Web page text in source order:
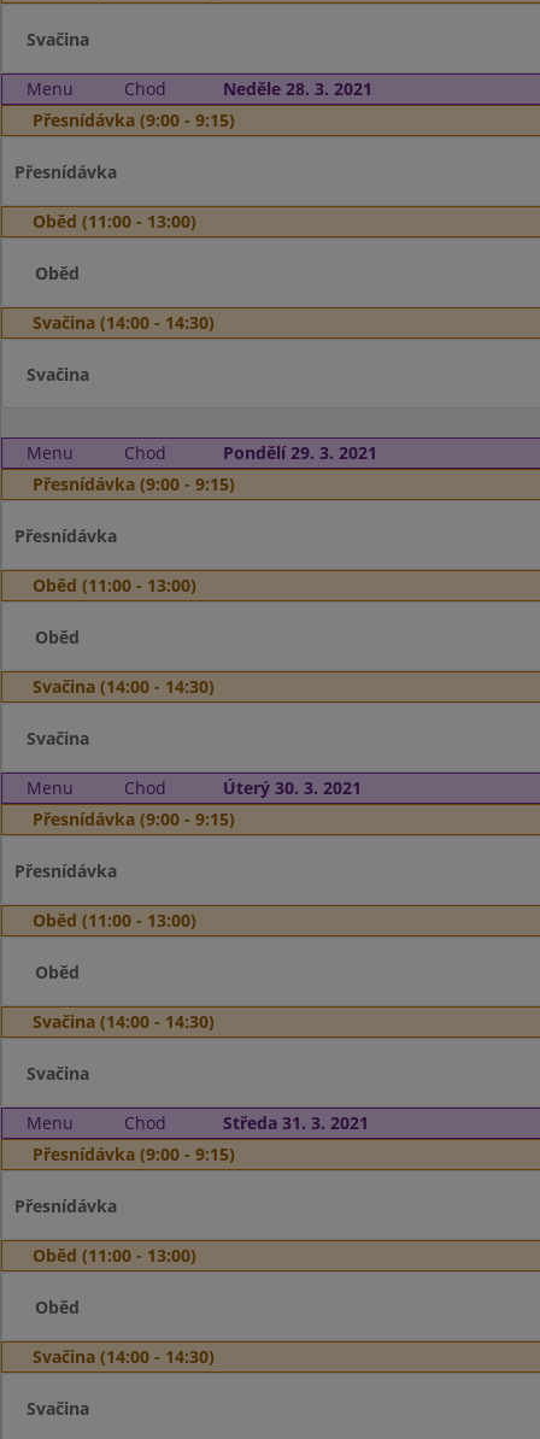
Svačina
Menu Chod
Neděle 28. 3. 2021
Přesnídávka (9:00 - 9:15)
Přesnídávka
Oběd (11:00 - 13:00)
Oběd
Svačina (14:00 - 14:30)
Svačina
Menu Chod
Pondělí 29. 3. 2021
Přesnídávka (9:00 - 9:15)
Přesnídávka
Oběd (11:00 - 13:00)
Oběd
Svačina (14:00 - 14:30)
Svačina
Menu Chod
Úterý 30. 3. 2021
Přesnídávka (9:00 - 9:15)
Přesnídávka
Oběd (11:00 - 13:00)
Oběd
Svačina (14:00 - 14:30)
Svačina
Menu Chod
Středa 31. 3. 2021
Přesnídávka (9:00 - 9:15)
Přesnídávka
Oběd (11:00 - 13:00)
Oběd
Svačina (14:00 - 14:30)
Svačina